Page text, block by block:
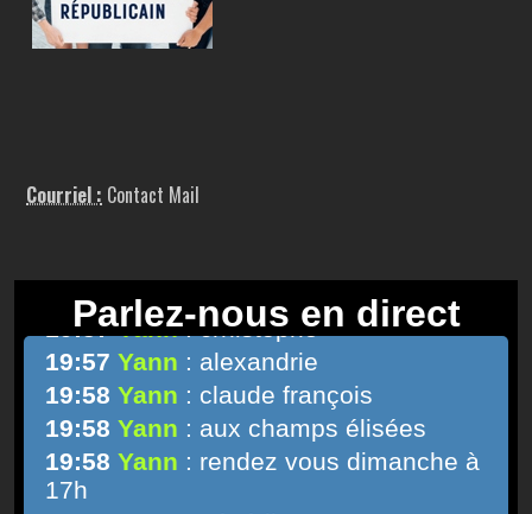
Courriel : Contact Mail